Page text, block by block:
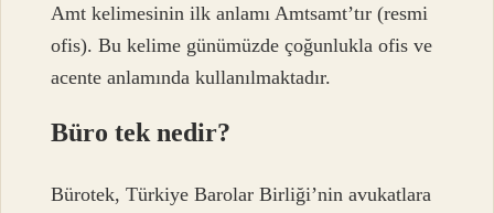
Amt kelimesinin ilk anlamı Amtsamt’tır (resmi
ofis). Bu kelime günümüzde çoğunlukla ofis ve
acente anlamında kullanılmaktadır.
Büro tek nedir?
Bürotek, Türkiye Barolar Birliği’nin avukatlara